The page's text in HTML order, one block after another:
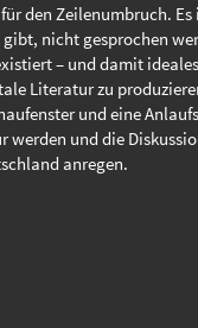
den Zeilenumbruch.
nicht gesprochen
– und damit
Literatur zu
und eine
werden und die
anregen.